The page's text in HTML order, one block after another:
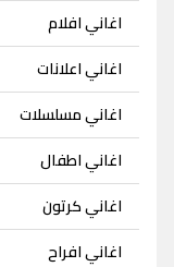
اغاني افلام
اغاني اعلانات
اغاني مسلسلات
اغاني اطفال
اغاني كرتون
اغاني افراح